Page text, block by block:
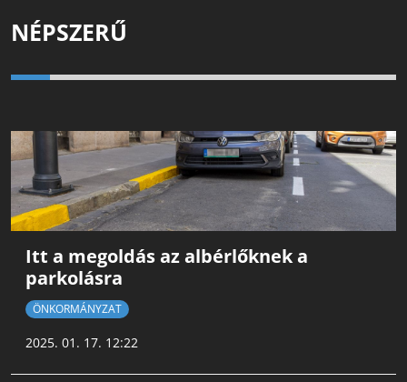
NÉPSZERŰ
Itt a megoldás az albérlőknek a
parkolásra
ÖNKORMÁNYZAT
2025. 01. 17. 12:22